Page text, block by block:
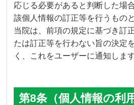
応じる必要があると判断した場
該個人情報の訂正等を行うもの
当院は、前項の規定に基づき訂
たは訂正等を行わない旨の決定
く、これをユーザーに通知します
第8条（個人情報の利